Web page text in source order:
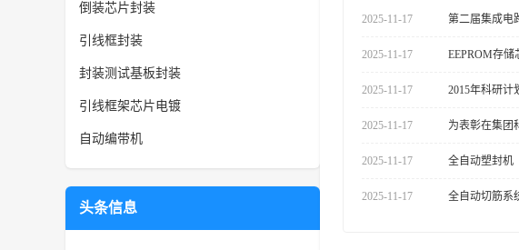
倒装芯片封装
引线框封装
封装测试基板封装
引线框架芯片电镀
自动编带机
头条信息
2025-11-17 第二届集成电
2025-11-17 EEPROM存储
2025-11-17 2015年科研计
2025-11-17 为表彰在集团
2025-11-17 全自动塑封机
2025-11-17 全自动切筋系